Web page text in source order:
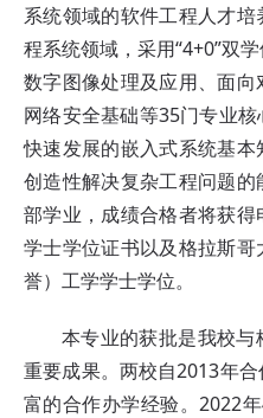
系统领域的软件工程人才
程系统领域，采用“4+0”双
数字图像处理及应用、面向
网络安全基础等35门专业
快速发展的嵌入式系统基
创造性解决复杂工程问题
部学业，成绩合格者将获得
学士学位证书以及格拉斯
誉）工学学士学位。
本专业的获批是我校
重要成果。两校自2013年
富的合作办学经验。2022